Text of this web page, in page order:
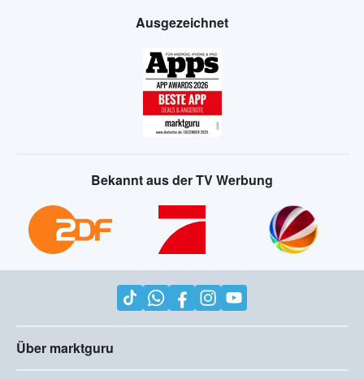
Ausgezeichnet
Bekannt aus der TV Werbung
Über marktguru